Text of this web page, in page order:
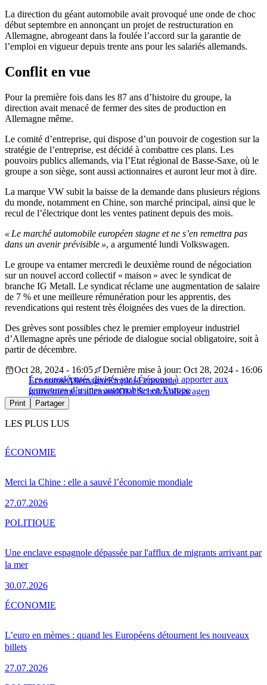
La direction du géant automobile avait provoqué une onde de choc
début septembre en annonçant un projet de restructuration en
Allemagne, abrogeant dans la foulée l’accord sur la garantie de
l’emploi en vigueur depuis trente ans pour les salariés allemands.
Conflit en vue
Pour la première fois dans les 87 ans d’histoire du groupe, la
direction avait menacé de fermer des sites de production en
Allemagne même.
Le comité d’entreprise, qui dispose d’un pouvoir de cogestion sur la
stratégie de l’entreprise, est décidé à combattre ces plans. Les
pouvoirs publics allemands, via l’Etat régional de Basse-Saxe, où le
groupe a son siège, sont aussi actionnaires et auront leur mot à dire.
La marque VW subit la baisse de la demande dans plusieurs régions
du monde, notamment en Chine, son marché principal, ainsi que le
recul de l’électrique dont les ventes patinent depuis des mois.
« Le marché automobile européen stagne et ne s’en remettra pas
dans un avenir prévisible », a argumenté lundi Volkswagen.
Le groupe va entamer mercredi le deuxième round de négociation
sur un nouvel accord collectif « maison » avec le syndicat de
branche IG Metall. Le syndicat réclame une augmentation de salaire
de 7 % et une meilleure rémunération pour les apprentis, des
revendications qui restent très éloignées des vues de la direction.
Des grèves sont possibles chez le premier employeur industriel
d’Allemagne après une période de dialogue social obligatoire, soit à
partir de décembre.
Les eurodéputés divisés sur la réponse à apporter aux
fermetures d’usines automobiles en Europe
Oct 28, 2024 - 16:05
Dernière mise à jour: Oct 28, 2024 - 16:06
ÉconomieAllemagneEmploi-Économie
gouvernement allemandOlaf ScholzVolkswagen
Print Partager
LES PLUS LUS
Merci la Chine : elle a sauvé l’économie mondiale
27.07.2026
ÉCONOMIE
Une enclave espagnole dépassée par l'afflux de migrants arrivant par
la mer
30.07.2026
POLITIQUE
L’euro en mèmes : quand les Européens détournent les nouveaux
billets
27.07.2026
ÉCONOMIE